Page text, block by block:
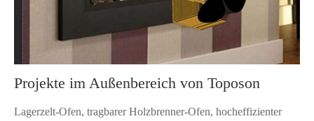
Projekte im Außenbereich von Toposon
Lagerzelt-Ofen, tragbarer Holzbrenner-Ofen, hocheffizienter